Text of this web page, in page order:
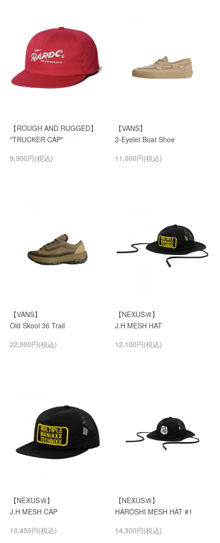
【ROUGH AND RUGGED】
"TRUCKER CAP"
9,900円(税込)
【VANS】
2-Eyelet Boat Shoe
11,000円(税込)
【VANS】
Old Skool 36 Trail
22,000円(税込)
【NEXUSⅦ】
J.H MESH HAT
12,100円(税込)
【NEXUSⅦ】
J.H MESH CAP
10,450円(税込)
【NEXUSⅦ】
HAROSHI MESH HAT #1
14,300円(税込)